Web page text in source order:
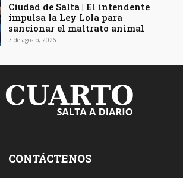
Ciudad de Salta | El intendente
impulsa la Ley Lola para
sancionar el maltrato animal
7 de agosto, 2026
CONTÁCTENOS